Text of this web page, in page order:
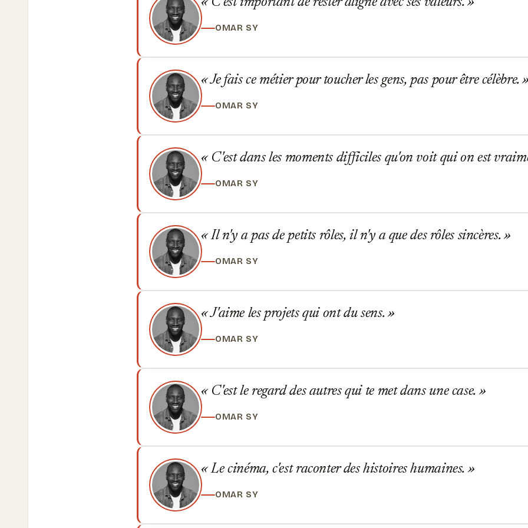
OMAR SY
Je fais ce métier pour toucher les gens, pas pour être célèbre.
OMAR SY
C'est dans les moments difficiles qu'on voit qui on est
OMAR SY
Il n'y a pas de petits rôles, il n'y a que des rôles sincères.
OMAR SY
J'aime les projets qui ont du sens.
OMAR SY
C'est le regard des autres qui te met dans une case.
OMAR SY
Le cinéma, c'est raconter des histoires humaines.
OMAR SY